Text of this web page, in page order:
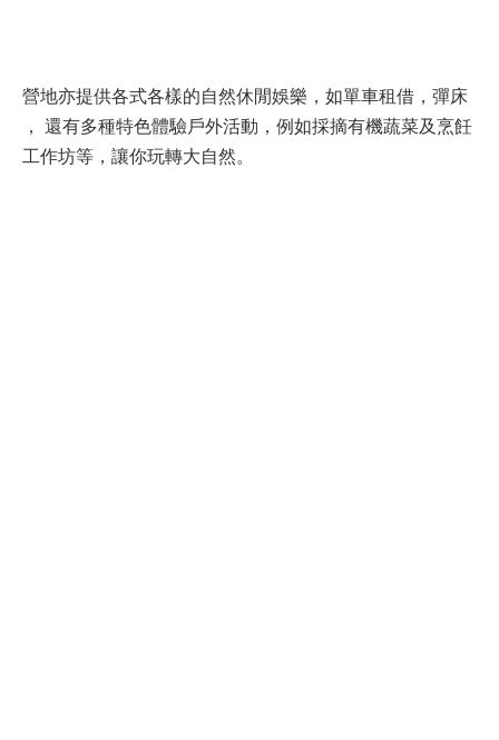
營地亦提供各式各樣的自然休閒娛樂，如單車租借，彈床
， 還有多種特色體驗戶外活動，例如採摘有機蔬菜及烹飪
工作坊等，讓你玩轉大自然。